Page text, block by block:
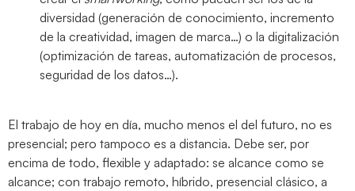
diversidad (generación de conocimiento, incremento
de la creatividad, imagen de marca…) o la digitalización
(optimización de tareas, automatización de procesos,
seguridad de los datos…).
El trabajo de hoy en día, mucho menos el del futuro, no es
presencial; pero tampoco es a distancia. Debe ser, por
encima de todo, flexible y adaptado: se alcance como se
alcance; con trabajo remoto, híbrido, presencial clásico, a